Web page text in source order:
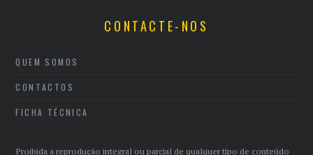
CONTACTE-NOS
QUEM SOMOS
CONTACTOS
FICHA TÉCNICA
Proibida a reprodução integral ou parcial de qualquer tipo de conteúdo